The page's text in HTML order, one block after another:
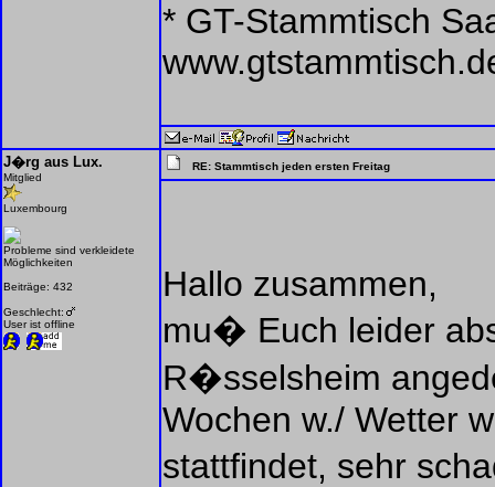
* GT-Stammtisch
J�rg aus Lux.
Mitglied
Luxembourg
Probleme sind verkleidete
Möglichkeiten
Beiträge: 432
Geschlecht:
User ist offline
RE: Stammtisch jeden ersten Freitag
Hallo zusammen,
mu� Euch leider
R�sselsheim
Wochen w./ Wetter
stattfindet, sehr